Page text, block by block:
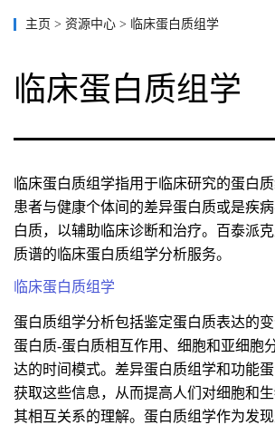
主页 > 资源中心 > 临床蛋白质组学
临床蛋白质组学
临床蛋白质组学指用于临床研究的蛋白
患者与健康个体间的差异蛋白质或是疾
白质，以辅助临床诊断和治疗。百泰派克
质谱的临床蛋白质组学分析服务。
临床蛋白质组学
蛋白质组学分析包括鉴定蛋白质表达的变
蛋白质-蛋白质相互作用、细胞和亚细胞
达的时间模式。差异蛋白质组学和功能
获取这些信息，从而提高人们对细胞和
其相互关系的理解。蛋白质组学作为发